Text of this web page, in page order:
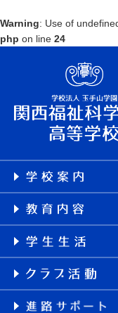
Warning: Use of
php on line 24